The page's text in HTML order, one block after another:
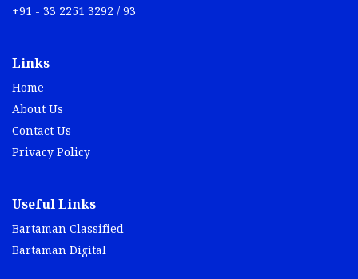
+91 - 33 2251 3292 / 93
Links
Home
About Us
Contact Us
Privacy Policy
Useful Links
Bartaman Classified
Bartaman Digital